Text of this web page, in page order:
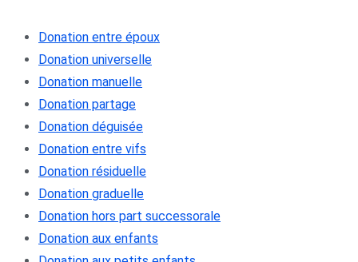
Donation entre époux
Donation universelle
Donation manuelle
Donation partage
Donation déguisée
Donation entre vifs
Donation résiduelle
Donation graduelle
Donation hors part successorale
Donation aux enfants